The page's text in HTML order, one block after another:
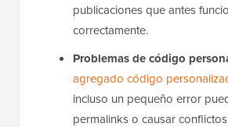
publicaciones que antes
correctamente.
Problemas de código
agregado código
incluso un pequeño error
permalinks o causar